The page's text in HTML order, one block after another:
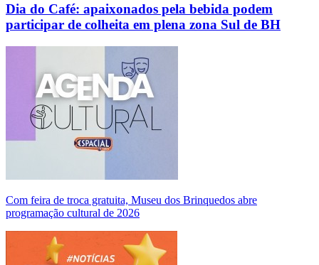
Dia do Café: apaixonados pela bebida podem
participar de colheita em plena zona Sul de BH
Com feira de troca gratuita, Museu dos Brinquedos abre
programação cultural de 2026